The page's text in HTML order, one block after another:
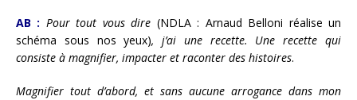
AB : Pour tout vous dire (NDLA : Arnaud Belloni réalise un
schéma sous nos yeux), j’ai une recette. Une recette qui
consiste à magnifier, impacter et raconter des histoires.
Magnifier tout d’abord, et sans aucune arrogance dans mon